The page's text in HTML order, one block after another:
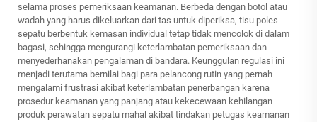
selama proses pemeriksaan keamanan. Berbeda dengan botol atau
wadah yang harus dikeluarkan dari tas untuk diperiksa, tisu poles
sepatu berbentuk kemasan individual tetap tidak mencolok di dalam
bagasi, sehingga mengurangi keterlambatan pemeriksaan dan
menyederhanakan pengalaman di bandara. Keunggulan regulasi ini
menjadi terutama bernilai bagi para pelancong rutin yang pernah
mengalami frustrasi akibat keterlambatan penerbangan karena
prosedur keamanan yang panjang atau kekecewaan kehilangan
produk perawatan sepatu mahal akibat tindakan petugas keamanan